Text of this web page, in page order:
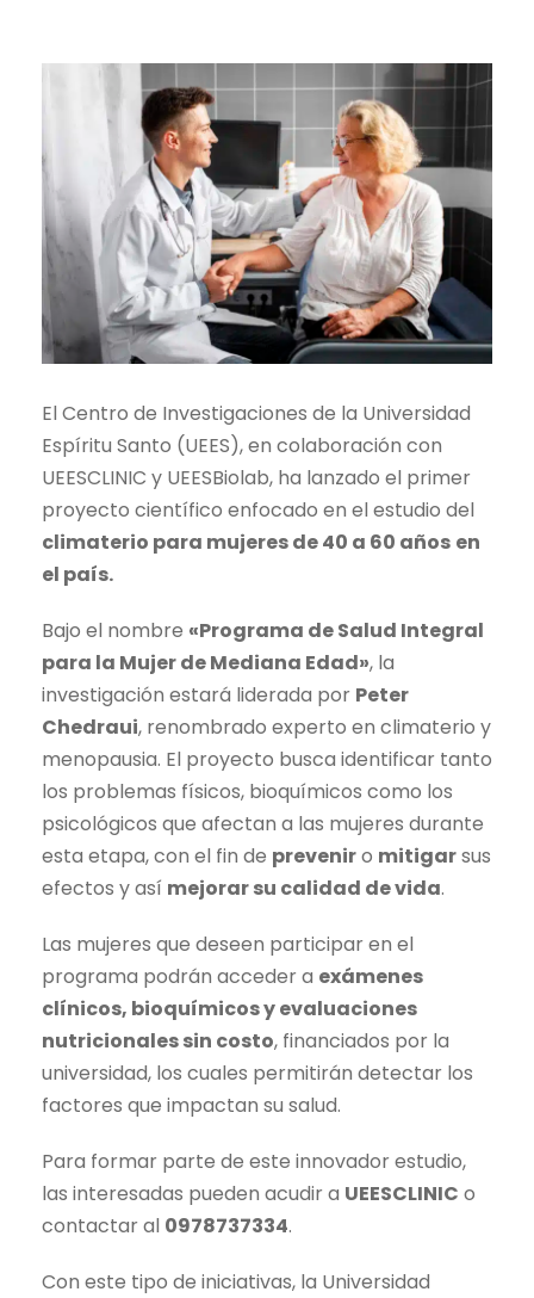
El Centro de Investigaciones de la Universidad
Espíritu Santo (UEES), en colaboración con
UEESCLINIC y UEESBiolab, ha lanzado el primer
proyecto científico enfocado en el estudio del
climaterio para mujeres de 40 a 60 años en
el país.
Bajo el nombre «Programa de Salud Integral
para la Mujer de Mediana Edad», la
investigación estará liderada por Peter
Chedraui, renombrado experto en climaterio y
menopausia. El proyecto busca identificar tanto
los problemas físicos, bioquímicos como los
psicológicos que afectan a las mujeres durante
esta etapa, con el fin de preveniro mitigarsus
efectos y así mejorar su calidad de vida.
Las mujeres que deseen participar en el
programa podrán acceder a exámenes
clínicos, bioquímicos y evaluaciones
nutricionales sin costo, financiados por la
universidad, los cuales permitirán detectar los
factores que impactan su salud.
Para formar parte de este innovador estudio,
las interesadas pueden acudir a UEESCLINIC o
contactar al 0978737334.
Con este tipo de iniciativas, la Universidad